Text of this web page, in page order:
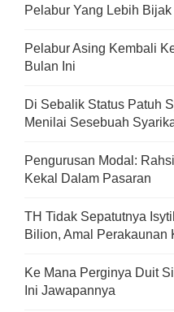
Pelabur Yang Lebih Bijak
Pelabur Asing Kembali
Bulan Ini
Di Sebalik Status Patuh
Menilai Sesebuah
Pengurusan Modal:
Kekal Dalam Pasaran
TH Tidak Sepatutnya
Bilion, Amal Perakaunan
Ke Mana Perginya Duit
Ini Jawapannya